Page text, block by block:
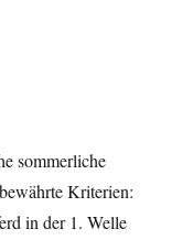
sommerliche
Kriterien:
in der 1. Welle